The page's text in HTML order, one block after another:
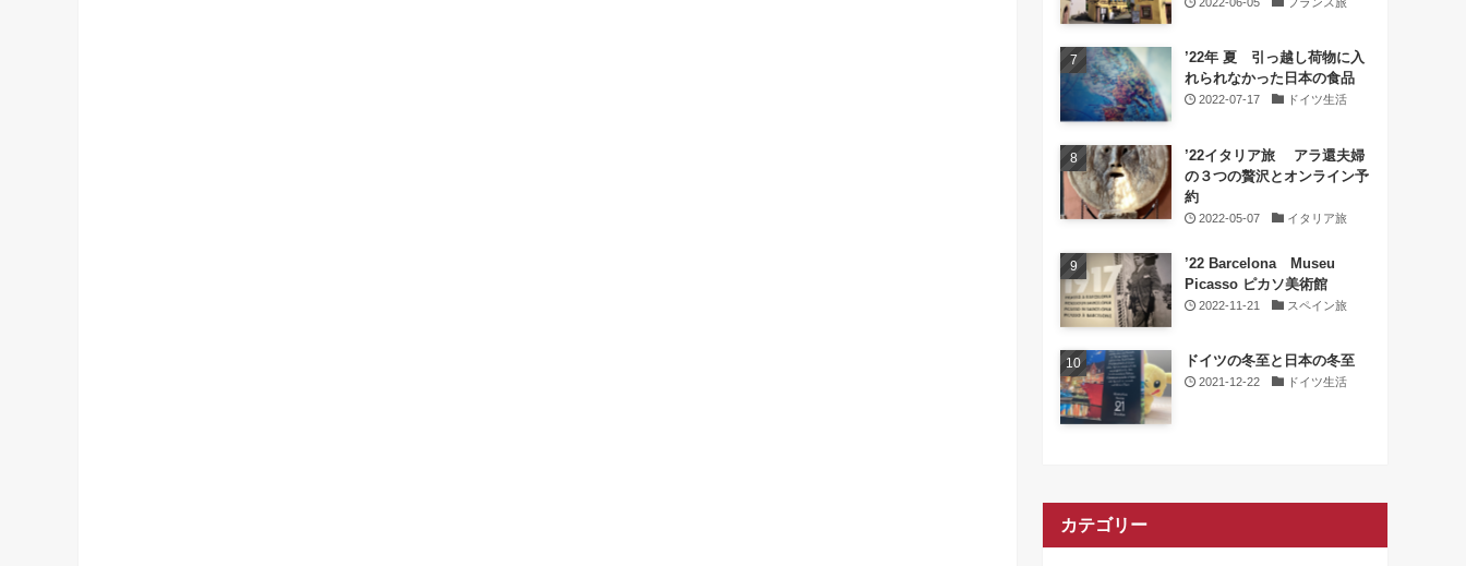
’22年 夏 引っ越し荷物に入
れられなかった日本の食品
2022-07-17 ドイツ生活
’22イタリア旅 アラ還夫婦
の３つの贅沢とオンライン予
約
2022-05-07 イタリア旅
’22 Barcelona Museu
Picasso ピカソ美術館
2022-11-21 スペイン旅
ドイツの冬至と日本の冬至
2021-12-22 ドイツ生活
カテゴリー